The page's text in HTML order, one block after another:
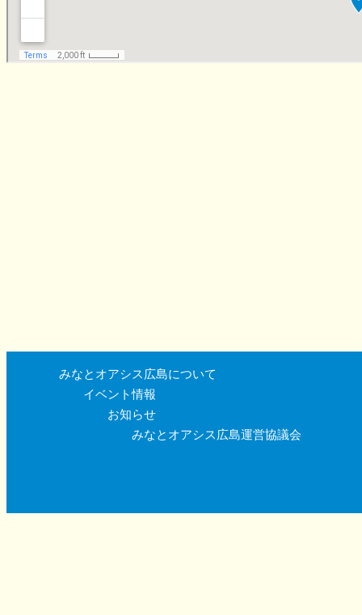
みなとオアシス広島について
イベント情報
お知らせ
みなとオアシス広島運営協議会